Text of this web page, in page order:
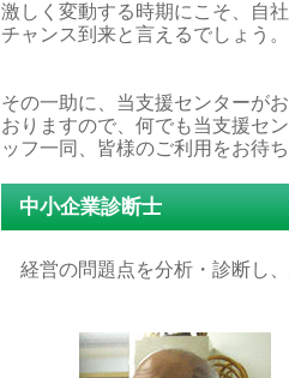
激しく変動する時期にこそ、自
チャンス到来と言えるでしょう。
その一助に、当支援センターが
おりますので、何でも当支援セ
ッフ一同、皆様のご利用をお待
中小企業診断士
経営の問題点を分析・診断し